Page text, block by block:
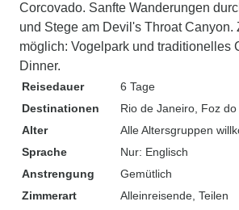
Corcovado. Sanfte Wanderungen
und Stege am Devil's Throat Canyon.
möglich: Vogelpark und traditionelles
Dinner.
Reisedauer
6 Tage
Destinationen
Rio de Janeiro , Foz
Alter
Alle Altersgruppen
Sprache
Nur: Englisch
Anstrengung
Gemütlich
Zimmerart
Alleinreisende, Teilen